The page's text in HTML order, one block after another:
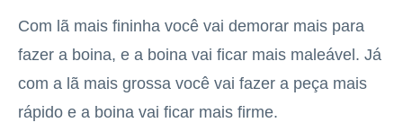
Com lã mais fininha você vai demorar mais para
fazer a boina, e a boina vai ficar mais maleável. Já
com a lã mais grossa você vai fazer a peça mais
rápido e a boina vai ficar mais firme.